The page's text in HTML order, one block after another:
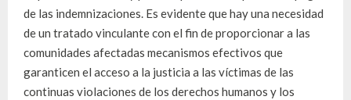
de las indemnizaciones. Es evidente que hay una necesidad
de un tratado vinculante con el fin de proporcionar a las
comunidades afectadas mecanismos efectivos que
garanticen el acceso a la justicia a las víctimas de las
continuas violaciones de los derechos humanos y los